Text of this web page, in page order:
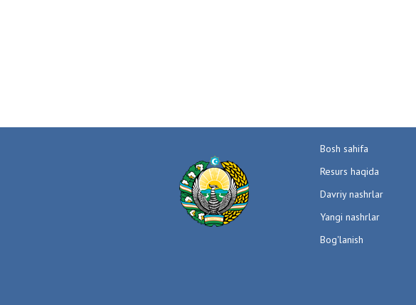
Bosh sahifa
Resurs haqida
Davriy nashrlar
Yangi nashrlar
Bog'lanish